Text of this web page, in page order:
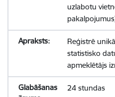
uzlabotu
Reģistrē
statistisko
apmeklētājs
24 stundas